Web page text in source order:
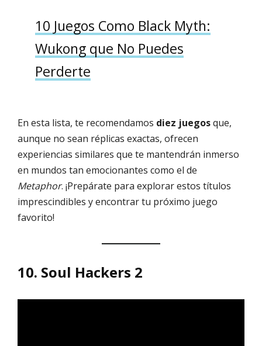
10 Juegos Como Black Myth:
Wukong que No Puedes
Perderte
En esta lista, te recomendamos diez juegosque,
aunque no sean réplicas exactas, ofrecen
experiencias similares que te mantendrán inmerso
en mundos tan emocionantes como el de
Metaphor. ¡Prepárate para explorar estos títulos
imprescindibles y encontrar tu próximo juego
favorito!
10. Soul Hackers 2